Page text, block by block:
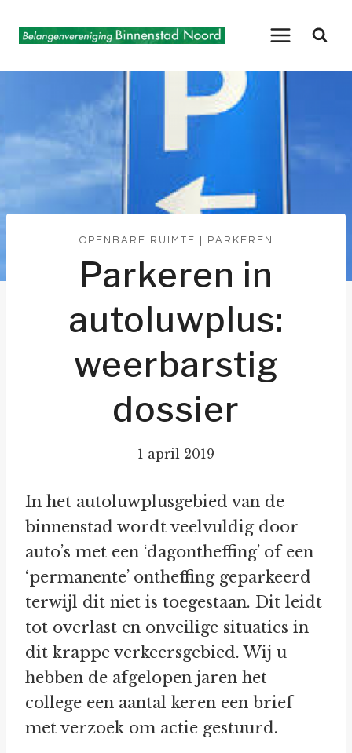
naar
OPENBARE RUIMTE PARKEREN
Parkeren in
autoluwplus:
weerbarstig
dossier
1 april 2019
In het autoluwplusgebied van de
binnenstad wordt veelvuldig door
auto’s met een ‘dagontheffing’ of een
‘permanente’ ontheffing geparkeerd
terwijl dit niet is toegestaan. Dit leidt
tot overlast en onveilige situaties in
dit krappe verkeersgebied. Wij u
hebben de afgelopen jaren het
college een aantal keren een brief
met verzoek om actie gestuurd.